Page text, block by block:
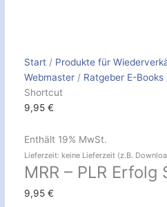
Start/ Produkte für
Webmaster/ Ratgeber E-Books
Shortcut
9,95 €
Enthält 19% MwSt.
Lieferzeit: keine Lieferzeit (z.B.
MRR – PLR
9,95 €